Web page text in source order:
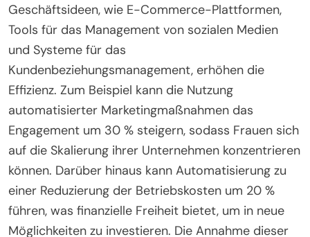
Geschäftsideen, wie E-Commerce-Plattformen,
Tools für das Management von sozialen Medien
und Systeme für das
Kundenbeziehungsmanagement, erhöhen die
Effizienz. Zum Beispiel kann die Nutzung
automatisierter Marketingmaßnahmen das
Engagement um 30 % steigern, sodass Frauen sich
auf die Skalierung ihrer Unternehmen konzentrieren
können. Darüber hinaus kann Automatisierung zu
einer Reduzierung der Betriebskosten um 20 %
führen, was finanzielle Freiheit bietet, um in neue
Möglichkeiten zu investieren. Die Annahme dieser